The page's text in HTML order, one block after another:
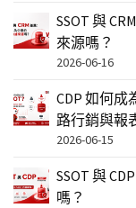
SSOT 與
來源嗎？
2026-06-16
CDP 如何成
路行銷與報
2026-06-15
SSOT 與
嗎？